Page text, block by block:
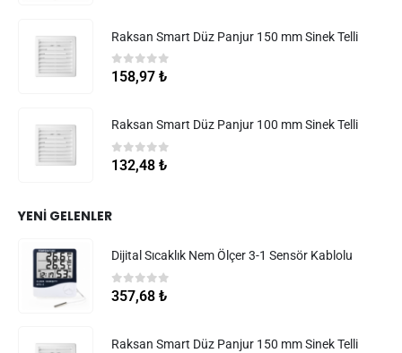
Raksan Smart Düz Panjur 150 mm Sinek Telli
0 5 üzerinden
158,97 ₺
Raksan Smart Düz Panjur 100 mm Sinek Telli
05 üzerinden
132,48 ₺
YENI GELENLER
Dijital Sıcaklık Nem Ölçer 3-1 Sensör Kablolu
05 üzerinden
357,68 ₺
Raksan Smart Düz Panjur 150 mm Sinek Telli